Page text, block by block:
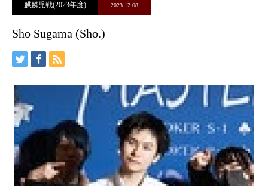
麒麟児戦(2023年度) 2023.12.08
Sho Sugama (Sho.)